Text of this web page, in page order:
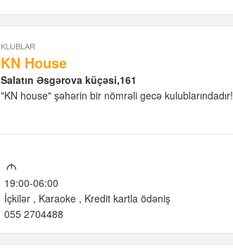
KLUBLAR
KN House
Salatın Əsgərova küçəsi,161
"KN house" şəhərin bir nömrəli gecə kulublarındadır!
M
19:00-06:00
İçkilər Karaoke Kredit kartla ödəniş
055 2704488